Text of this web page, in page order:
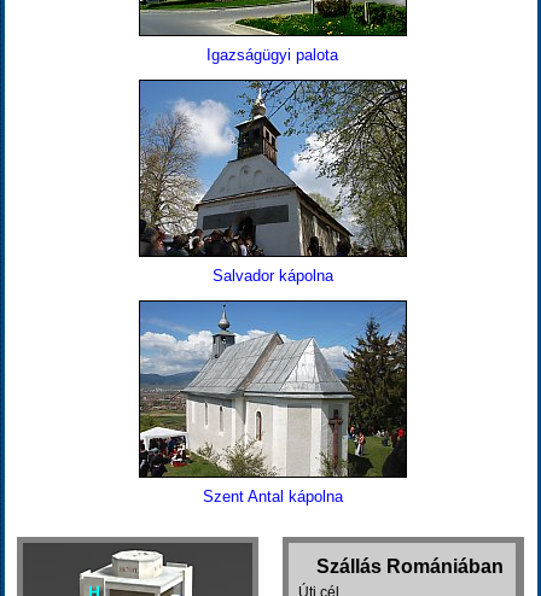
Igazságügyi palota
Salvador kápolna
Szent Antal kápolna